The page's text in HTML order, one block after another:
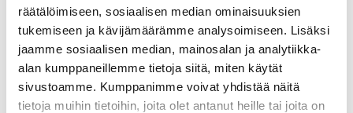
räätälöimiseen, sosiaalisen median ominaisuuksien
tukemiseen ja kävijämäärämme analysoimiseen. Lisäksi
jaamme sosiaalisen median, mainosalan ja analytiikka-
alan kumppaneillemme tietoja siitä, miten käytät
sivustoamme. Kumppanimme voivat yhdistää näitä
tietoja muihin tietoihin, joita olet antanut heille tai joita on
Uusi ura voi näyttää vaikka tältä –
tutustu Careeriassa opiskelleiden
tarinoihin